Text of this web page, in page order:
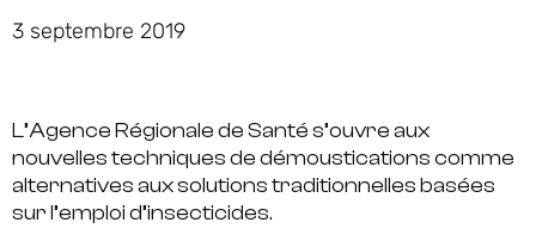
3 septembre 2019
L’Agence Régionale de Santé s’ouvre aux
nouvelles techniques de démoustications comme
alternatives aux solutions traditionnelles basées
sur l’emploi d’insecticides.